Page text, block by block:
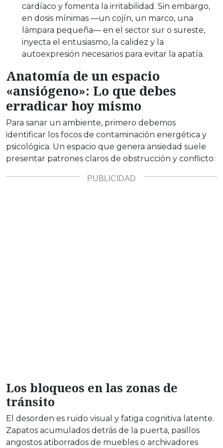
cardíaco y fomenta la irritabilidad. Sin embargo,
en dosis mínimas —un cojín, un marco, una
lámpara pequeña— en el sector sur o sureste,
inyecta el entusiasmo, la calidez y la
autoexpresión necesarios para evitar la apatía.
Anatomía de un espacio
«ansiógeno»: Lo que debes
erradicar hoy mismo
Para sanar un ambiente, primero debemos
identificar los focos de contaminación energética y
psicológica. Un espacio que genera ansiedad suele
presentar patrones claros de obstrucción y conflicto:
Los bloqueos en las zonas de
tránsito
El desorden es ruido visual y fatiga cognitiva latente.
Zapatos acumulados detrás de la puerta, pasillos
angostos atiborrados de muebles o archivadores